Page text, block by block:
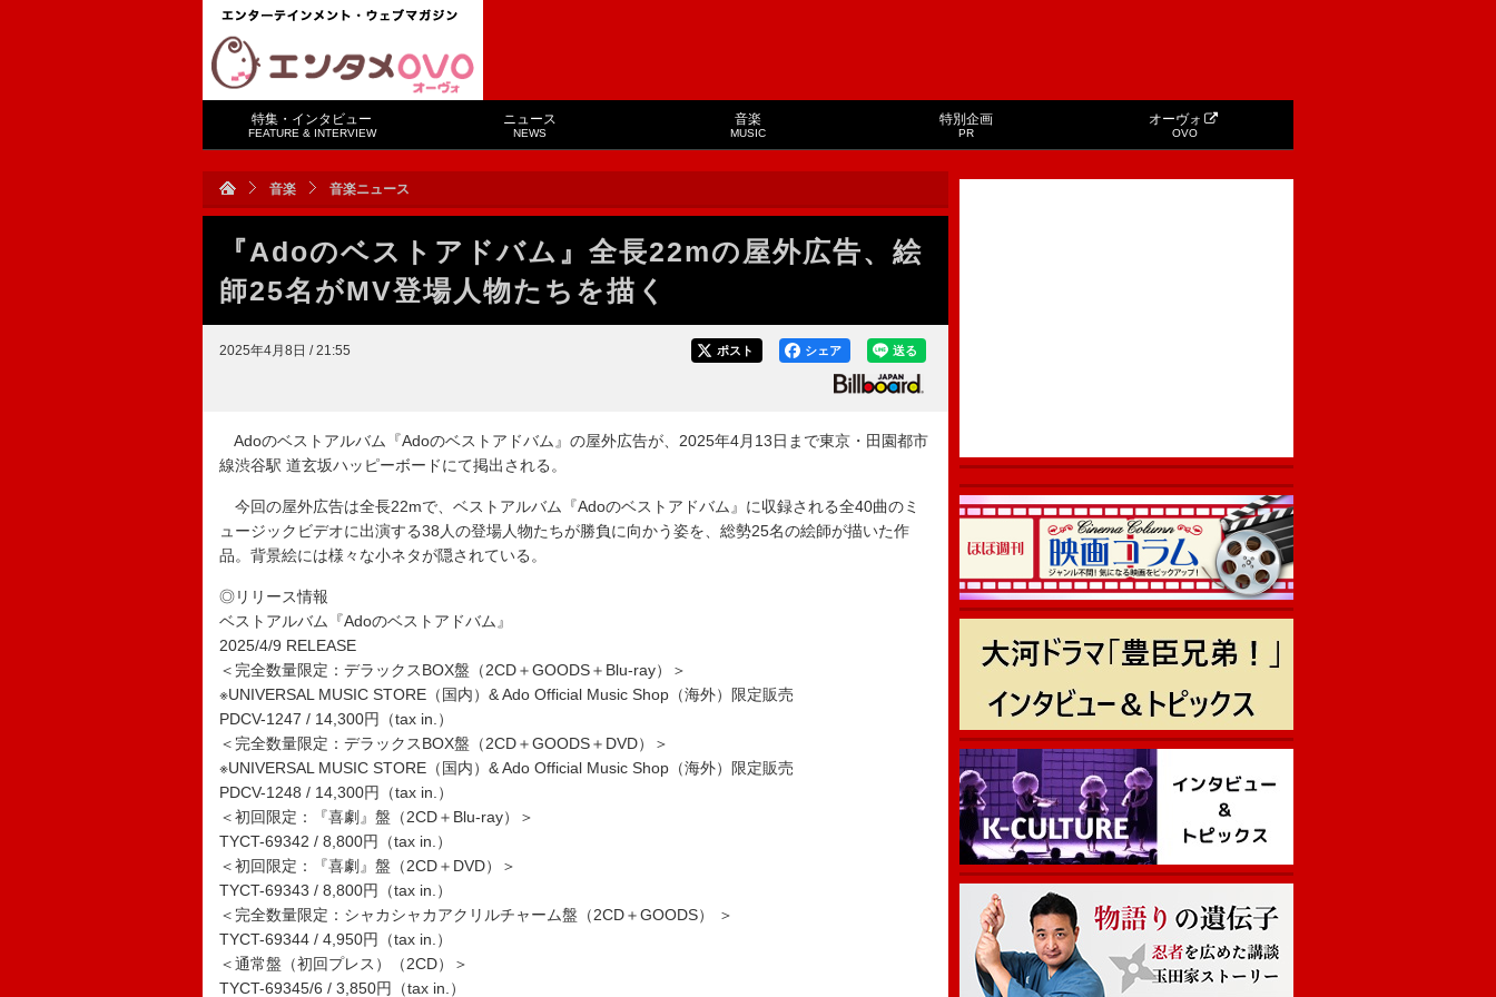
特集・インタビュー
FEATURE & INTERVIEW
ニュース
NEWS
音楽
MUSIC
特別企画
PR
オーヴォ
OVO
音楽 音楽ニュース
『Adoのベストアドバム』全長22mの屋外広告、絵
師25名がMV登場人物たちを描く
2025年4月8日 / 21:55 送る
シェア
ポスト
Adoのベストアルバム『Adoのベストアドバム』の屋外広告が、2025年4月13日まで東京・田園都市
線渋谷駅 道玄坂ハッピーボードにて掲出される。
今回の屋外広告は全長22mで、ベストアルバム『Adoのベストアドバム』に収録される全40曲のミ
ュージックビデオに出演する38人の登場人物たちが勝負に向かう姿を、総勢25名の絵師が描いた作
品。背景絵には様々な小ネタが隠されている。
◎リリース情報
ベストアルバム『Adoのベストアドバム』
2025/4/9 RELEASE
＜完全数量限定：デラックスBOX盤（2CD＋GOODS＋Blu-ray）＞
※UNIVERSAL MUSIC STORE（国内）& Ado Official Music Shop（海外）限定販売
PDCV-1247 / 14,300円（tax in.）
＜完全数量限定：デラックスBOX盤（2CD＋GOODS＋DVD）＞
※UNIVERSAL MUSIC STORE（国内）& Ado Official Music Shop（海外）限定販売
PDCV-1248 / 14,300円（tax in.）
＜初回限定：『喜劇』盤（2CD＋Blu-ray）＞
TYCT-69342 / 8,800円（tax in.）
＜初回限定：『喜劇』盤（2CD＋DVD）＞
TYCT-69343 / 8,800円（tax in.）
＜完全数量限定：シャカシャカアクリルチャーム盤（2CD＋GOODS） ＞
TYCT-69344 / 4,950円（tax in.）
＜通常盤（初回プレス）（2CD）＞
TYCT-69345/6 / 3,850円（tax in.）